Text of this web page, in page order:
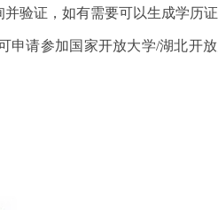
证，如有需要可以生成学历证
参加国家开放大学/湖北开放